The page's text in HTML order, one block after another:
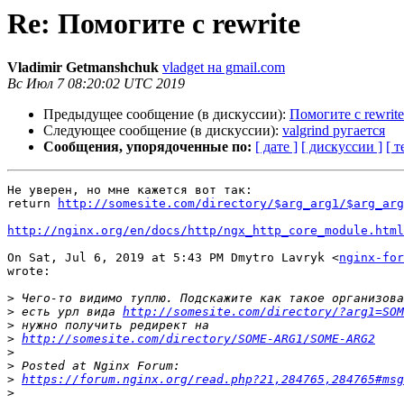
Re: Помогите с rewrite
Vladimir Getmanshchuk vladget на gmail.com
Вс Июл 7 08:20:02 UTC 2019
Предыдущее сообщение (в дискуссии): Помогите с rewrite
Следующее сообщение (в дискуссии): valgrind ругается
Сообщения, упорядоченные по: [ дате ] [ дискуссии ] [
Не уверен, но мне кажется вот так:
return
http://somesite.com/directory/$arg_arg1/
http://nginx.org/en/docs/http/
On Sat, Jul 6, 2019 at 5:43 PM Dmytro Lavryk <nginx-
wrote:
>
> есть урл вида http://somesite.com/directory/?arg1=SOME-
>
> http://somesite.com/directory/SOME-ARG1/SOME-ARG2
>
>
> https://forum.nginx.org/
>